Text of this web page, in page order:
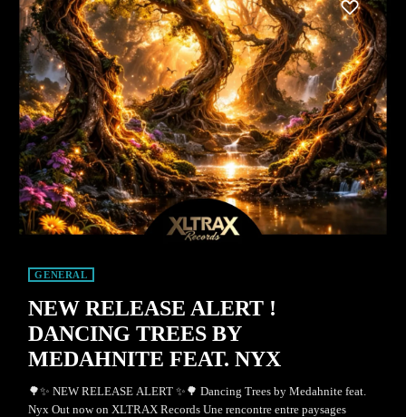
GENERAL
NEW RELEASE ALERT !
DANCING TREES BY
MEDAHNITE FEAT. NYX
🌳✨ NEW RELEASE ALERT ✨🌳 Dancing Trees by Medahnite feat.
Nyx Out now on XLTRAX Records Une rencontre entre paysages